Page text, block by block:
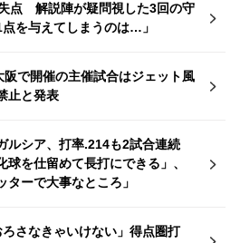
点 解説陣が疑問視した3回の守
を与えてしまうのは…」
阪で開催の主催試合はジェット風
止と発表
ルシア、打率.214も2試合連続
を仕留めて長打にできる」、
ターで大事なところ」
さなきゃいけない」得点圏打